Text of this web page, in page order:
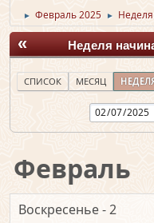
► Февраль 2025 ►
« Неделя
СПИСОК МЕСЯЦ
Февраль
Воскресенье - 2